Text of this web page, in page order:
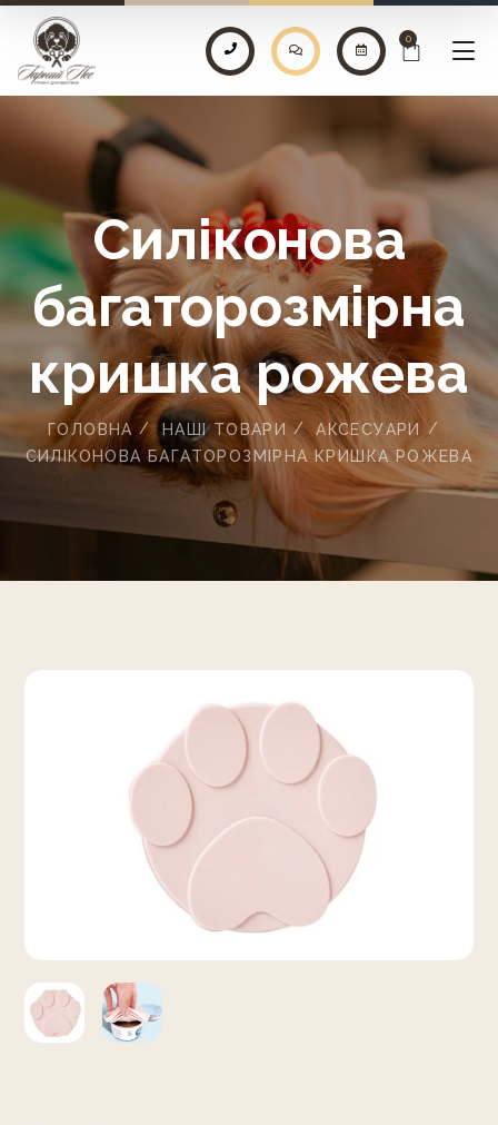
0
ГОЛОВНА НАШІ ТОВАРИ
АКСЕСУАРИ
СИЛІКОНОВА БАГАТОРОЗМІРНА КРИШКА РОЖЕВА
Силіконова
багаторозмірна
кришка рожева